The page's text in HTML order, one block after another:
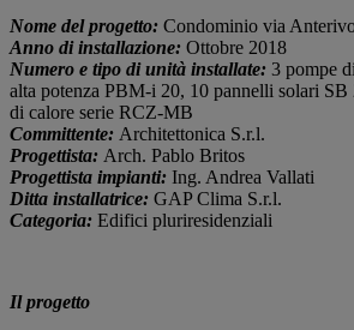
Nome del progetto: Condominio via
Anno di installazione: Ottobre 2018
Numero e tipo di unità installate: 3 pompe
alta potenza PBM-i 20, 10 pannelli solari
di calore serie RCZ-MB
Committente: Architettonica S.r.l.
Progettista: Arch. Pablo Britos
Progettista impianti: Ing. Andrea Vallati
Ditta installatrice: GAP Clima S.r.l.
Categoria: Edifici pluriresidenziali
Il progetto